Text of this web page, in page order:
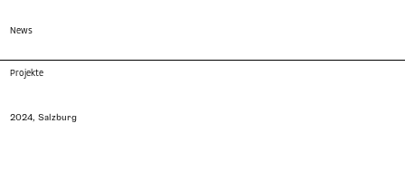
News
Projekte
2024, Salzburg